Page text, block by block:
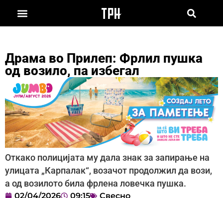
Драма во Прилеп: Фрлил пушка
од возило, па избегал
Откако полицијата му дала знак за запирање на
улицата „Карпалак“, возачот продолжил да вози,
а од возилото била фрлена ловечка пушка.
02/04/2026 09:15 Свесно